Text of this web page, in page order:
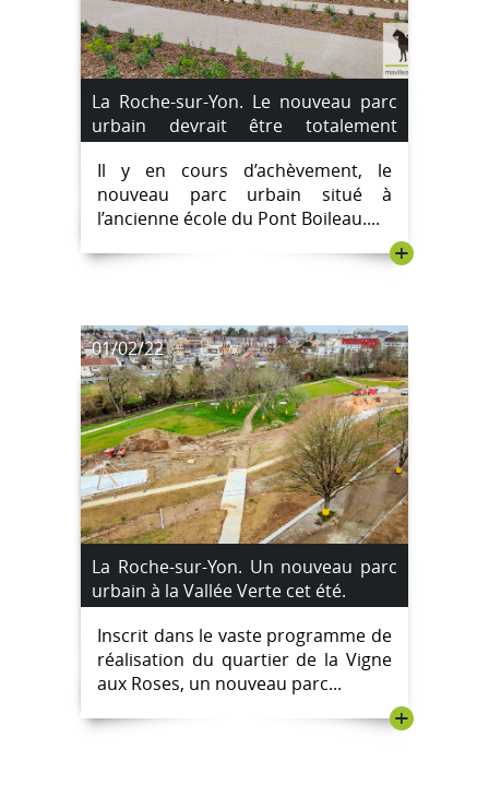
La Roche-sur-Yon. Le nouveau parc
urbain devrait être totalement
ouvert dans 15 jours.
Il y en cours d’achèvement, le
nouveau parc urbain situé à
l’ancienne école du Pont Boileau....
+
01/02/22
La Roche-sur-Yon. Un nouveau parc
urbain à la Vallée Verte cet été.
Inscrit dans le vaste programme de
réalisation du quartier de la Vigne
aux Roses, un nouveau parc...
+